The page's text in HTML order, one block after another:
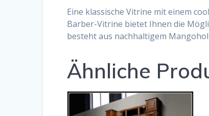
Eine klassische Vitrine mit einem
Barber-Vitrine bietet Ihnen die
besteht aus nachhaltigem
Ähnliche